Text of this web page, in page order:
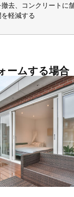
撤去、コンクリートに
軽減する
ームする場合